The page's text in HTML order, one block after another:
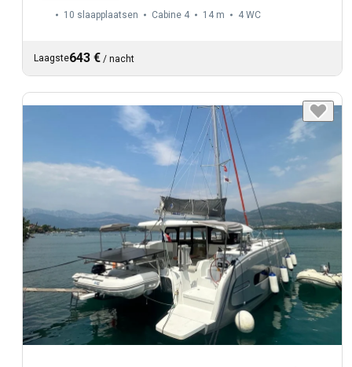
10 slaapplaatsen Cabine 4 14 m 4 WC
Laagste643 € / nacht